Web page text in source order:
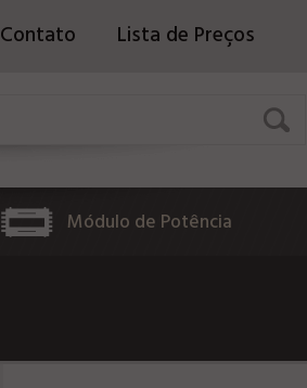
Contato Lista de Preços
Módulo de Potência